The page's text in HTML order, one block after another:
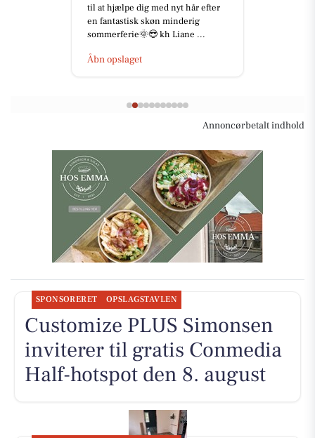
en klassisk indisk street food-
specialitet, der byder på en ...
Åbn opslaget
Annoncørbetalt indhold
SPONSORERET OPSLAGSTAVLEN
Customize PLUS Simonsen
inviterer til gratis Conmedia
Half-hotspot den 8. august